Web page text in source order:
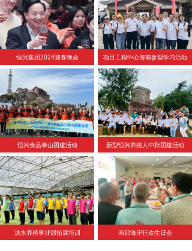
恒兴集团2024迎春晚会 项目工程中心海南参观学习活动
恒兴食品泰山团建活动 新型恒兴养殖人中秋团建活动
淡水养殖事业部拓展培训 南部海岸狂欢生日会